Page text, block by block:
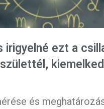
irigyelné ezt a
és